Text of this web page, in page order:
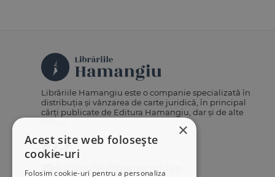
×
Acest site web folosește
cookie-uri
Folosim cookie-uri pentru a personaliza
Librăriile Hamangiu este o companie specializată în
distribuția și vânzarea de carte juridică, în principal
cărți publicate de Editura Hamangiu, dar și de alte
distributie@hamangiu.ro